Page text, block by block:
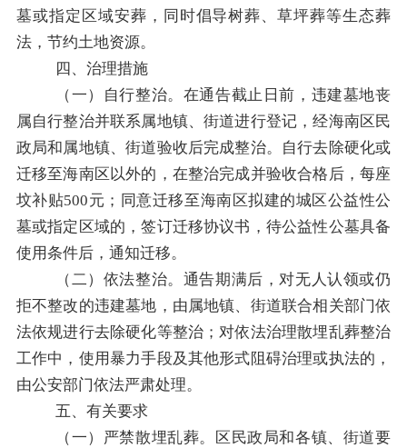
墓或指定区域安葬 ，同时倡导树葬、草坪葬等生态葬
法，节约土地资源。
四、 治理措施
（一）
自行整治。 在通告截止日前，违建墓地丧
属自行整治并联系属地镇、街道进行登记，经海南区民
政局和属地镇、街道验收后完成整治。
自行去除硬化或
迁移至海南区以外的，在整治完成并验收合格后，每座
坟补贴500元；同意迁移至海南区拟建的城区公益性公
墓或指定区域的，签订迁移协议书，待公益性公墓具备
使用条件后， 通知迁移。
（二） 依法整治。 通告期满后，对无人认领或仍
拒不整改的违建墓地，由属地镇、街道联合相关部门依
法依规进行去除硬化等整治；对依法治理散埋乱葬整治
工作中，使用暴力手段及其他形式阻碍治理或执法的，
由公安部门依法严肃处理。
五、 有关要求
（一）
严禁散埋乱葬。 区民政局和各镇、街道要